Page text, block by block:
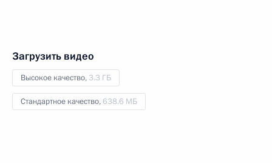
Загрузить видео
Высокое качество, 3.3 ГБ
Стандартное качество,638.6 МБ